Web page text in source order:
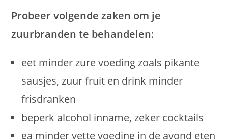
Probeer volgende zaken om je
zuurbranden te behandelen:
eet minder zure voeding zoals pikante
sausjes, zuur fruit en drink minder
frisdranken
beperk alcohol inname, zeker cocktails
ga minder vette voeding in de avond eten